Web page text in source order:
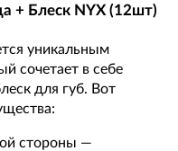
+ Блеск NYX (12шт)
уникальным
сочетает в себе
для губ. Вот
стороны —